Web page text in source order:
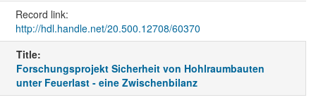
Record link:
http://hdl.handle.net/20.500.12708/60370
Title:
Forschungsprojekt Sicherheit von Hohlraumbauten
unter Feuerlast - eine Zwischenbilanz